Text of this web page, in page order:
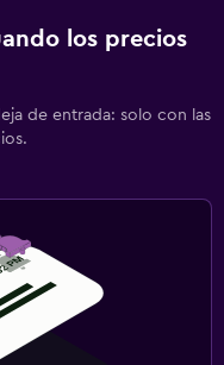
los precios
de entrada: solo con las